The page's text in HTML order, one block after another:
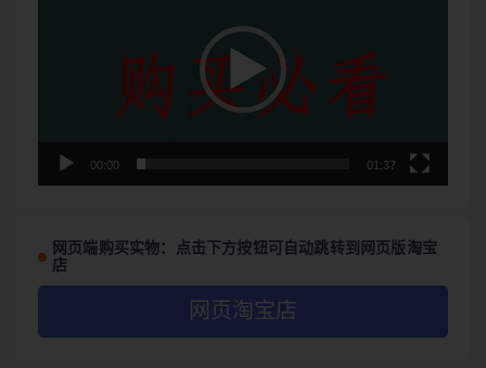
00:00 01:37
网页端购买实物：点击下方按钮可自动跳转到网页版淘宝
店
网页淘宝店